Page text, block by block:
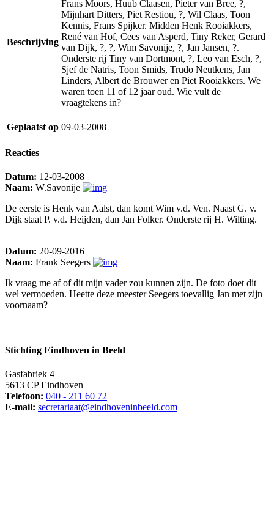
Beschrijving
Frans Moors, Huub Claasen, Pieter van Bree, ?,
Mijnhart Ditters, Piet Restiou, ?, Wil Claas, Toon
Kennis, Frans Spijker. Midden Henk Rooiakkers,
René van Hof, Cees van Asperd, Tiny Reker, Gerard
van Dijk, ?, ?, Wim Savonije, ?, Jan Jansen, ?.
Onderste rij Tiny van Dortmont, ?, Leo van Esch, ?,
Sjef de Natris, Toon Smids, Trudo Neutkens, Jan
Linders, Albert de Brouwer en Piet Rooiakkers. We
waren toen 11 of 12 jaar oud. Wie vult de
vraagtekens in?
Geplaatst op 09-03-2008
Reacties
Datum: 12-03-2008
Naam: W.Savonije
De eerste is Henk van Aalst, dan komt Wim v.d. Ven. Naast G. v.
Dijk staat P. v.d. Heijden, dan Jan Folker. Onderste rij H. Wilting.
Datum: 20-09-2016
Naam: Frank Seegers
Ik vraag me af of dit mijn vader zou kunnen zijn. De foto doet dit
wel vermoeden. Heette deze meester Seegers toevallig Jan met zijn
voornaam?
Stichting Eindhoven in Beeld
Gasfabriek 4
5613 CP Eindhoven
Telefoon: 040 - 211 60 72
E-mail: secretariaat@eindhoveninbeeld.com